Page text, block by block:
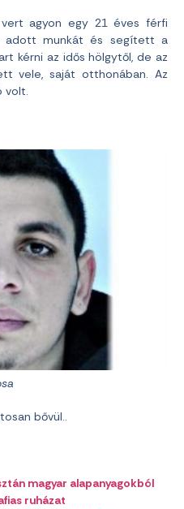
agyon egy 21 éves férfi
adott munkát és segített a
kérni az idős hölgytől, de az
vele, saját otthonában. Az
volt.
bővül..
magyar alapanyagokból
ruházat